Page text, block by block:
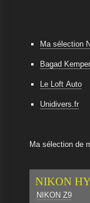
Ma sélection
Bagad Kemper
Le Loft Auto
Unidivers.fr
Ma sélection de
NIKON
NIKON Z9